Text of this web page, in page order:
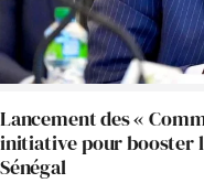
Lancement des «
initiative pour booster
Sénégal